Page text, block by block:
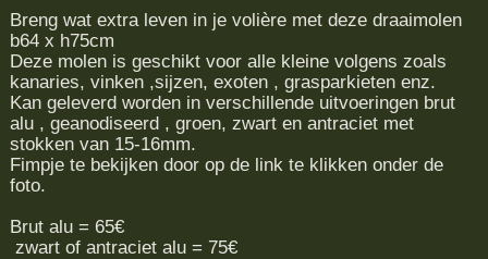
Breng wat extra leven in je volière met deze draaimolen
b64 x h75cm
Deze molen is geschikt voor alle kleine volgens zoals
kanaries, vinken ,sijzen, exoten , grasparkieten enz.
Kan geleverd worden in verschillende uitvoeringen brut
alu , geanodiseerd , groen, zwart en antraciet met
stokken van 15-16mm.
Fimpje te bekijken door op de link te klikken onder de
foto.
Brut alu = 65€
zwart of antraciet alu = 75€